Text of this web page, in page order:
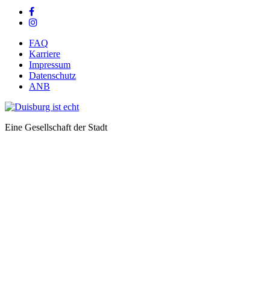
FAQ
Karriere
Impressum
Datenschutz
ANB
Eine Gesellschaft der Stadt